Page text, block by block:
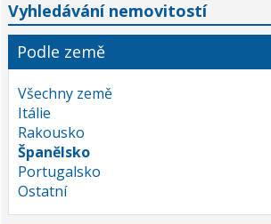
Vyhledávání nemovitostí
Podle země
Všechny země
Itálie
Rakousko
Španělsko
Portugalsko
Ostatní